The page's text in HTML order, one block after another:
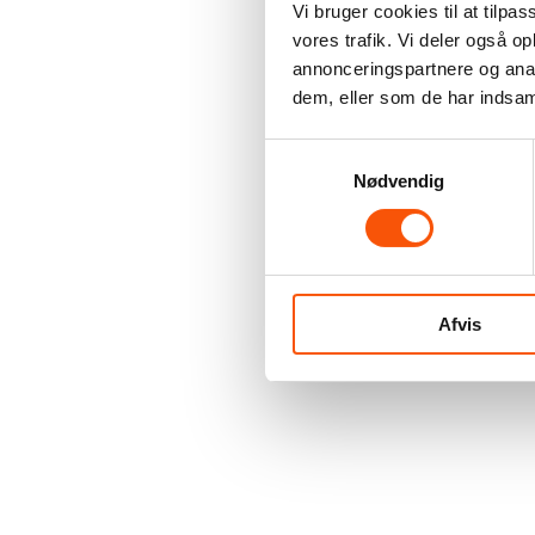
Vi bruger cookies til at
vores trafik. Vi deler også
annonceringspartnere og
dem, eller som de har
Nødvendig
Afvis